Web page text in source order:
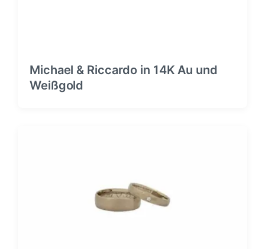
Michael & Riccardo in 14K Au und
Weißgold